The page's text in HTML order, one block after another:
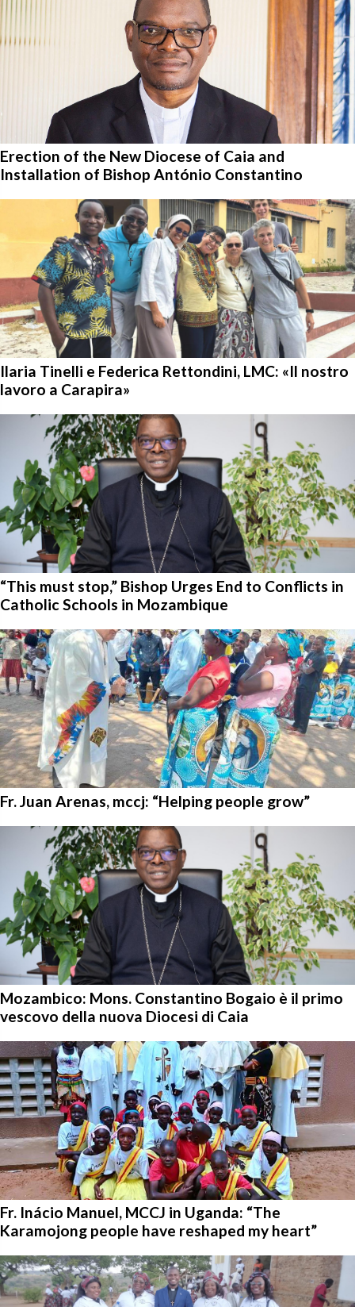
Erection of the New Diocese of Caia and
Installation of Bishop António Constantino
Ilaria Tinelli e Federica Rettondini, LMC: «Il nostro
lavoro a Carapira»
“This must stop,” Bishop Urges End to Conflicts in
Catholic Schools in Mozambique
Fr. Juan Arenas, mccj: “Helping people grow”
Mozambico: Mons. Constantino Bogaio è il primo
vescovo della nuova Diocesi di Caia
Fr. Inácio Manuel, MCCJ in Uganda: “The
Karamojong people have reshaped my heart”